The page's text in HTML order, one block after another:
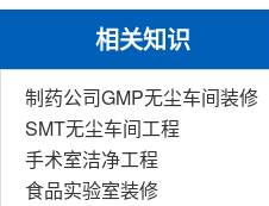
相关知识
制药公司GMP无尘车间装修
SMT无尘车间工程
手术室洁净工程
食品实验室装修